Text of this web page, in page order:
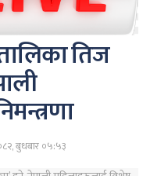
तिज
बुधबार ०५:५३